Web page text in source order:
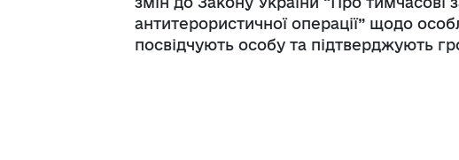
антитерористичної операції” щодо
посвідчують особу та підтверджують